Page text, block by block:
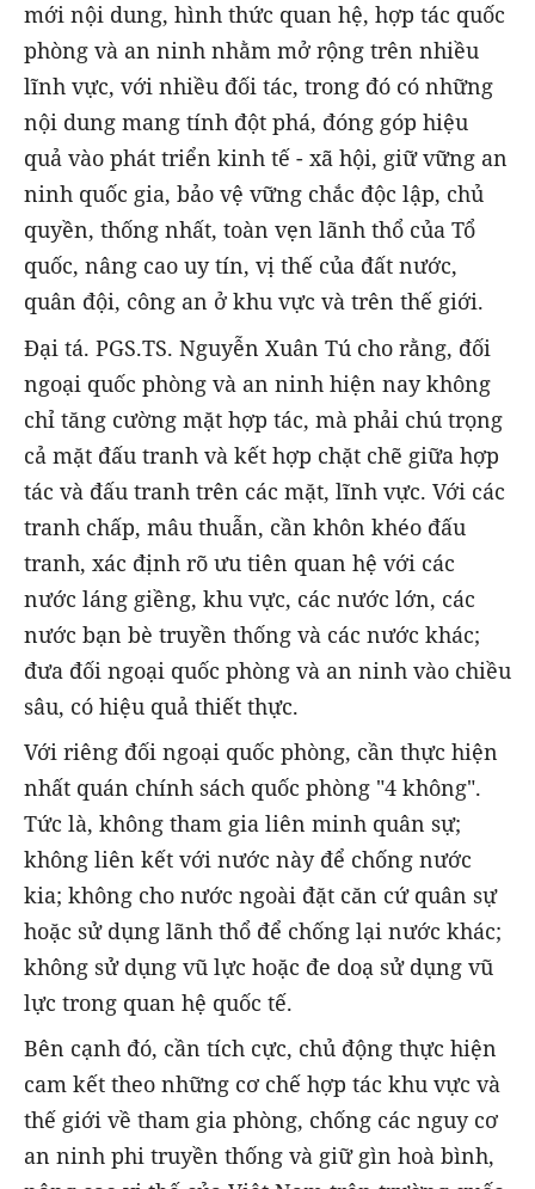
mới nội dung, hình thức quan hệ, hợp tác quốc
phòng và an ninh nhằm mở rộng trên nhiều
lĩnh vực, với nhiều đối tác, trong đó có những
nội dung mang tính đột phá, đóng góp hiệu
quả vào phát triển kinh tế - xã hội, giữ vững an
ninh quốc gia, bảo vệ vững chắc độc lập, chủ
quyền, thống nhất, toàn vẹn lãnh thổ của Tổ
quốc, nâng cao uy tín, vị thế của đất nước,
quân đội, công an ở khu vực và trên thế giới.
Đại tá. PGS.TS. Nguyễn Xuân Tú cho rằng, đối
ngoại quốc phòng và an ninh hiện nay không
chỉ tăng cường mặt hợp tác, mà phải chú trọng
cả mặt đấu tranh và kết hợp chặt chẽ giữa hợp
tác và đấu tranh trên các mặt, lĩnh vực. Với các
tranh chấp, mâu thuẫn, cần khôn khéo đấu
tranh, xác định rõ ưu tiên quan hệ với các
nước láng giềng, khu vực, các nước lớn, các
nước bạn bè truyền thống và các nước khác;
đưa đối ngoại quốc phòng và an ninh vào chiều
sâu, có hiệu quả thiết thực.
Với riêng đối ngoại quốc phòng, cần thực hiện
nhất quán chính sách quốc phòng "4 không".
Tức là, không tham gia liên minh quân sự;
không liên kết với nước này để chống nước
kia; không cho nước ngoài đặt căn cứ quân sự
hoặc sử dụng lãnh thổ để chống lại nước khác;
không sử dụng vũ lực hoặc đe doạ sử dụng vũ
lực trong quan hệ quốc tế.
Bên cạnh đó, cần tích cực, chủ động thực hiện
cam kết theo những cơ chế hợp tác khu vực và
thế giới về tham gia phòng, chống các nguy cơ
an ninh phi truyền thống và giữ gìn hoà bình,